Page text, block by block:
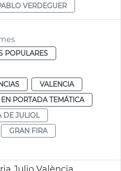
VERDEGUER
POPULARES
VALENCIA
EN PORTADA TEMÁTICA
DE JULIOL
GRAN FIRA
Julio València